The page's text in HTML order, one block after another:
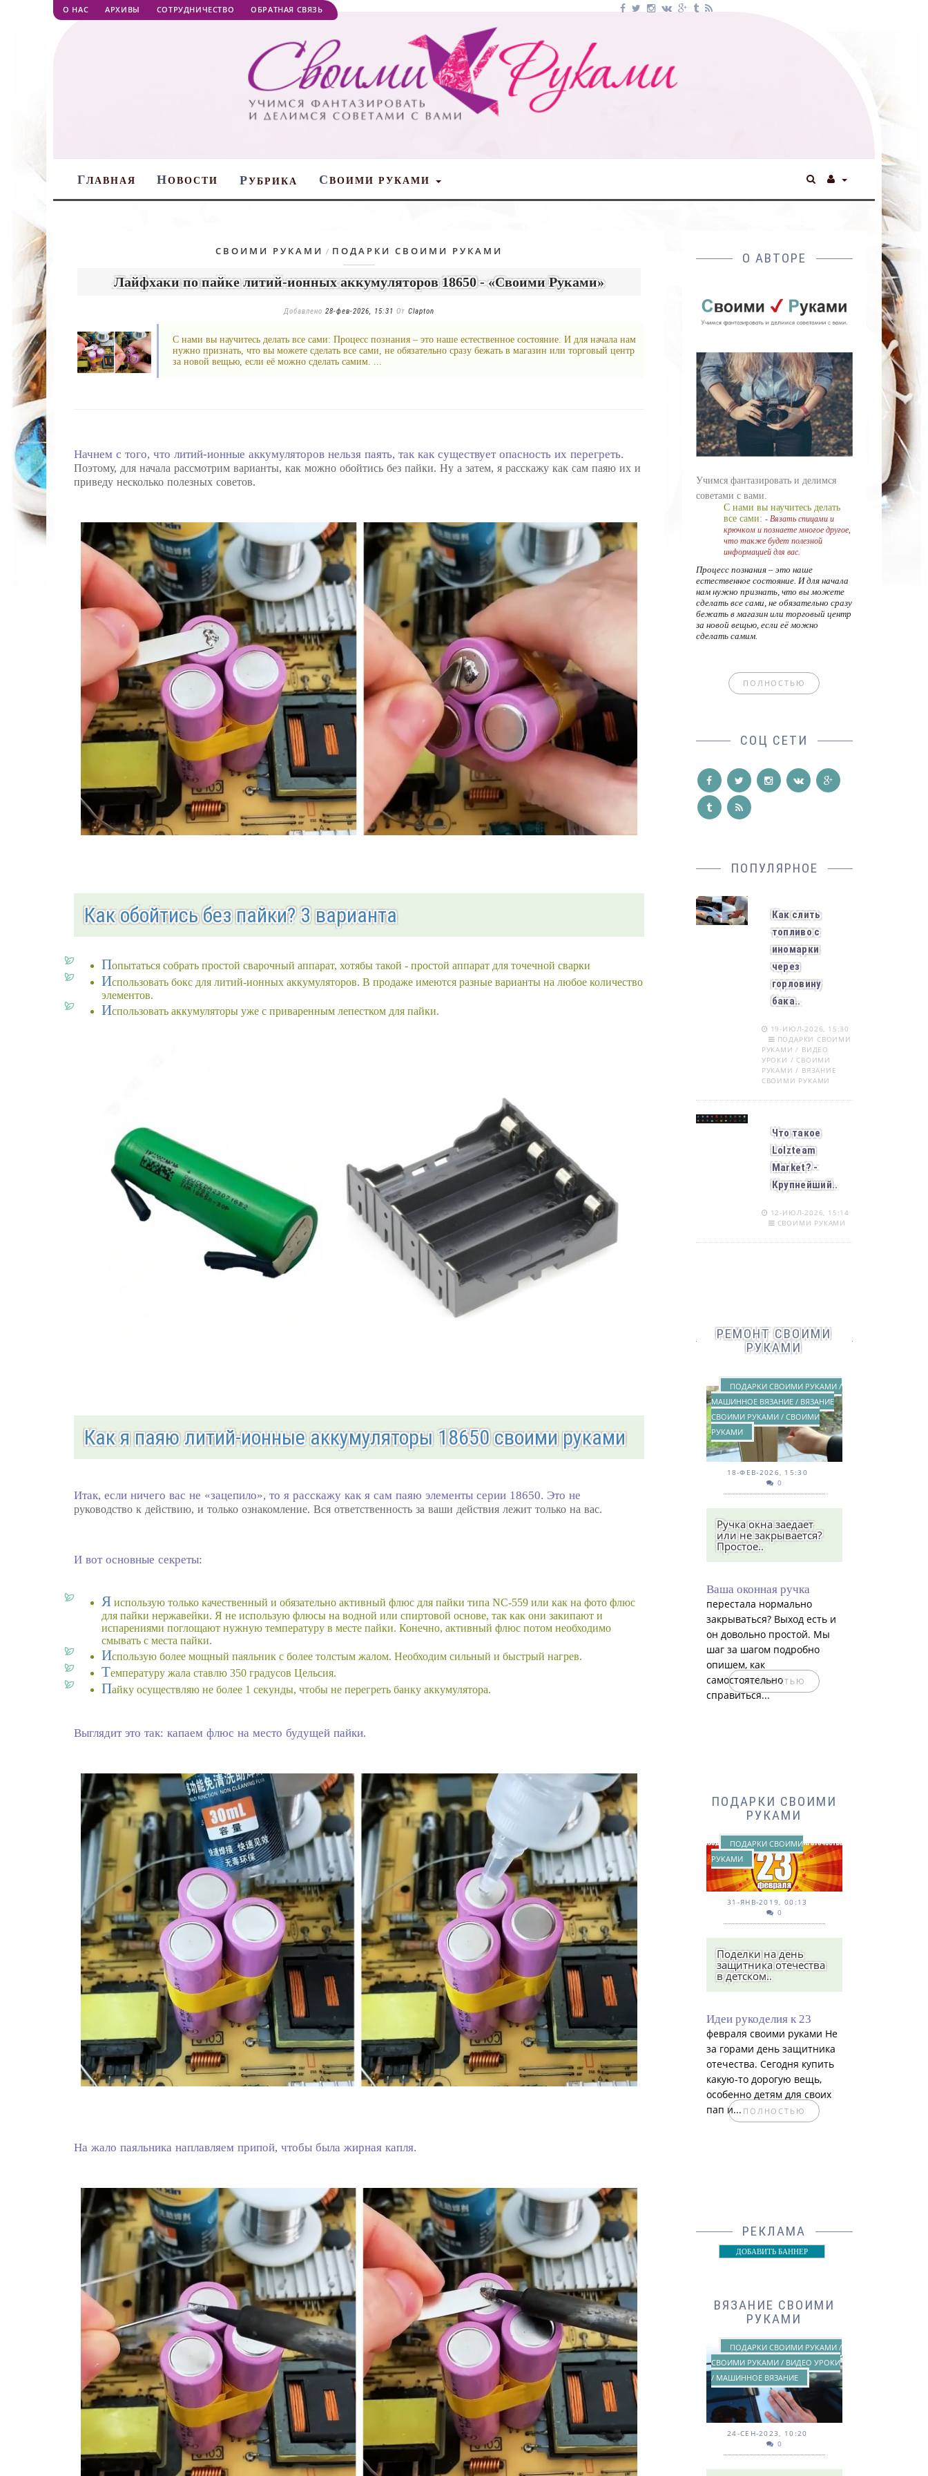
О НАС АРХИВЫ СОТРУДНИЧЕСТВО ОБРАТНАЯ СВЯЗЬ
ГЛАВНАЯ НОВОСТИ РУБРИКА СВОИМИ РУКАМИ
СВОИМИ РУКАМИ / ПОДАРКИ СВОИМИ РУКАМИ
Лайфхаки по пайке литий-ионных аккумуляторов 18650 - «Своими Руками»
Добавлено28-фев-2026, 15:31 ОтClapton
С нами вы научитесь делать все сами: Процесс познания – это наше естественное состояние. И для начала нам
нужно признать, что вы можете сделать все сами, не обязательно сразу бежать в магазин или торговый центр
за новой вещью, если её можно сделать самим. ...
Начнем с того, что литий-ионные аккумуляторов нельзя паять, так как существует опасность их перегреть.
Поэтому, для начала рассмотрим варианты, как можно обойтись без пайки. Ну а затем, я расскажу как сам паяю их и
приведу несколько полезных советов.
Как обойтись без пайки? 3 варианта
Попытаться собрать простой сварочный аппарат, хотябы такой - простой аппарат для точечной сварки
Использовать бокс для литий-ионных аккумуляторов. В продаже имеются разные варианты на любое количество
элементов.
Использовать аккумуляторы уже с приваренным лепестком для пайки.
Как я паяю литий-ионные аккумуляторы 18650 своими руками
Итак, если ничего вас не «зацепило», то я расскажу как я сам паяю элементы серии 18650. Это не
руководство к действию, и только ознакомление. Вся ответственность за ваши действия лежит только на вас.
И вот основные секреты:
Я использую только качественный и обязательно активный флюс для пайки типа NС-559 или как на фото флюс
для пайки нержавейки. Я не использую флюсы на водной или спиртовой основе, так как они закипают и
испарениями поглощают нужную температуру в месте пайки. Конечно, активный флюс потом необходимо
смывать с места пайки.
Использую более мощный паяльник с более толстым жалом. Необходим сильный и быстрый нагрев.
Температуру жала ставлю 350 градусов Цельсия.
Пайку осуществляю не более 1 секунды, чтобы не перегреть банку аккумулятора.
Выглядит это так: капаем флюс на место будущей пайки.
На жало паяльника наплавляем припой, чтобы была жирная капля.
О АВТОРЕ
Учимся фантазировать и делимся
советами с вами.
С нами вы научитесь делать
все сами: - Вязать спицами и
крючком и познаете многое другое,
что также будет полезной
информацией для вас.
Процесс познания – это наше
естественное состояние. И для начала
нам нужно признать, что вы можете
сделать все сами, не обязательно сразу
бежать в магазин или торговый центр
за новой вещью, если её можно
сделать самим.
ПОЛНОСТЬЮ
СОЦ СЕТИ
ПОПУЛЯРНОЕ
Как слить
топливо с
иномарки
через
горловину
бака..
19-ИЮЛ-2026, 15:30
ПОДАРКИ СВОИМИ
РУКАМИ / ВИДЕО
УРОКИ / СВОИМИ
РУКАМИ / ВЯЗАНИЕ
СВОИМИ РУКАМИ
Что такое
Lolzteam
Market? -
Крупнейший..
12-ИЮЛ-2026, 15:14
СВОИМИ РУКАМИ
РЕМОНТ СВОИМИ
РУКАМИ
ПОДАРКИ СВОИМИ РУКАМИ /
МАШИННОЕ ВЯЗАНИЕ / ВЯЗАНИЕ
СВОИМИ РУКАМИ / СВОИМИ
РУКАМИ
18-ФЕВ-2026, 15:30
0
Ручка окна заедает
или не закрывается?
Простое..
Ваша оконная ручка
перестала нормально
закрываться? Выход есть и
он довольно простой. Мы
шаг за шагом подробно
опишем, как
самостоятельно
справиться...
ПОЛНОСТЬЮ
ПОДАРКИ СВОИМИ
РУКАМИ
ПОДАРКИ СВОИМИ
РУКАМИ
31-ЯНВ-2019, 00:13
0
Поделки на день
защитника отечества
в детском..
Идеи рукоделия к 23
февраля своими руками Не
за горами день защитника
отечества. Сегодня купить
какую-то дорогую вещь,
особенно детям для своих
пап и... ПОЛНОСТЬЮ
РЕКЛАМА
ДОБАВИТЬ БАННЕР
ВЯЗАНИЕ СВОИМИ
РУКАМИ
ПОДАРКИ СВОИМИ РУКАМИ /
СВОИМИ РУКАМИ / ВИДЕО УРОКИ
/ МАШИННОЕ ВЯЗАНИЕ
24-СЕН-2023, 10:20
0